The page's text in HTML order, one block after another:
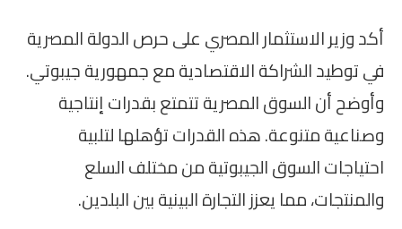
أكد وزير الاستثمار المصري على حرص الدولة المصرية
في توطيد الشراكة الاقتصادية مع جمهورية جيبوتي.
وأوضح أن السوق المصرية تتمتع بقدرات إنتاجية
وصناعية متنوعة. هذه القدرات تؤهلها لتلبية
احتياجات السوق الجيبوتية من مختلف السلع
والمنتجات، مما يعزز التجارة البينية بين البلدين.